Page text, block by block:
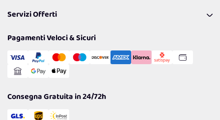
Politiche per la parità di genere
Resi
Spedizioni
Cookie Policy
Gestisci Cookie
Servizi Offerti
Reso Facile e Veloce
Pagamenti Veloci & Sicuri
Consegna Gratuita in 24/72h